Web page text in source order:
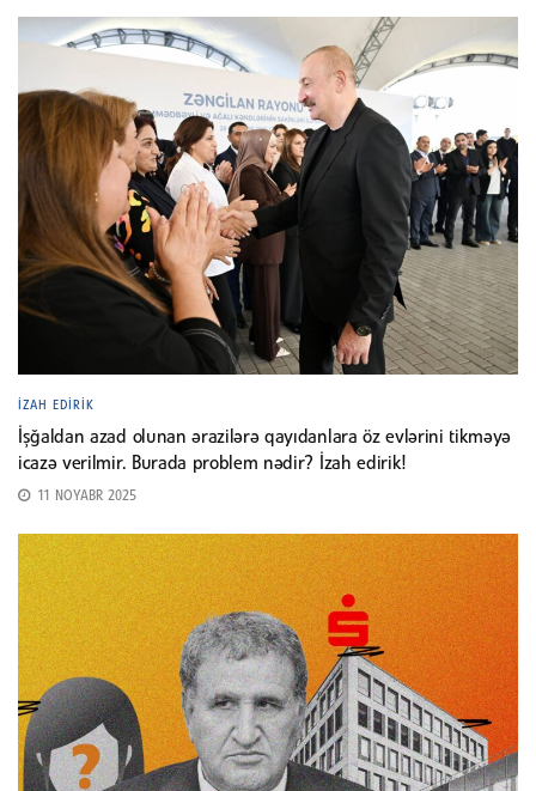
İZAH EDIRIK
İşğaldan azad olunan ərazilərə qayıdanlara öz evlərini tikməyə
icazə verilmir. Burada problem nədir? İzah edirik!
11 NOYABR 2025